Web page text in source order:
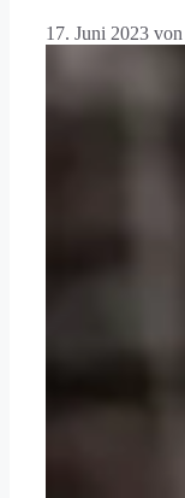
17. Juni 2023 von